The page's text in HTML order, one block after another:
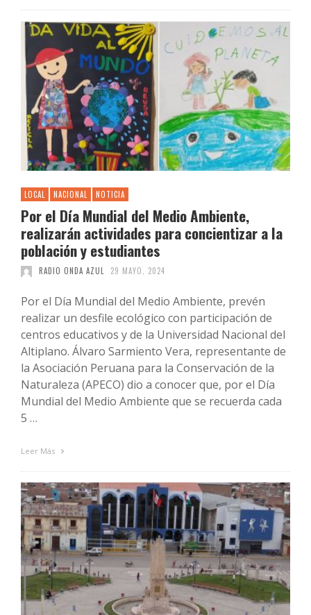
LOCAL NACIONAL NOTICIA
Por el Día Mundial del Medio Ambiente,
realizarán actividades para concientizar a la
población y estudiantes
RADIO ONDA AZUL 29 MAYO, 2024
Por el Día Mundial del Medio Ambiente, prevén
realizar un desfile ecológico con participación de
centros educativos y de la Universidad Nacional del
Altiplano. Álvaro Sarmiento Vera, representante de
la Asociación Peruana para la Conservación de la
Naturaleza (APECO) dio a conocer que, por el Día
Mundial del Medio Ambiente que se recuerda cada
5 …
Leer Más